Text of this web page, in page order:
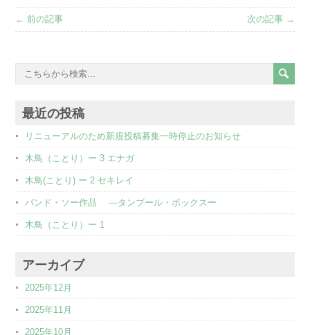
← 前の記事 次の記事 →
最近の投稿
リニューアルのため新規投稿募集一時停止のお知らせ
木鳥（ことり）ー 3 エナガ
木鳥(ことり) ー 2 セキレイ
バンド・ソー作品 ―タンブール・ボックスー
木鳥（ことり）ー 1
アーカイブ
2025年12月
2025年11月
2025年10月